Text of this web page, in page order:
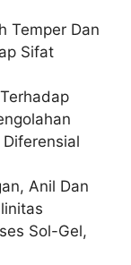
Temper Dan
Sifat
Anil Dan
Sol-Gel,